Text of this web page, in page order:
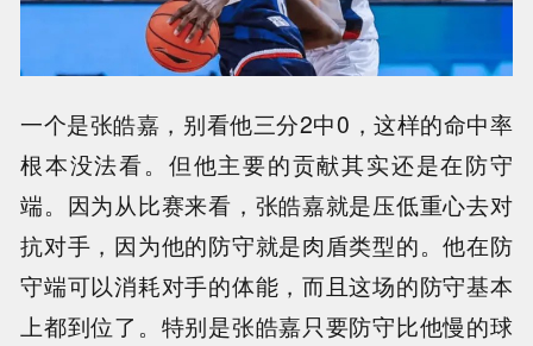
一个是张皓嘉，别看他三分2中0，这样的命中率
根本没法看。但他主要的贡献其实还是在防守
端。因为从比赛来看，张皓嘉就是压低重心去对
抗对手，因为他的防守就是肉盾类型的。他在防
守端可以消耗对手的体能，而且这场的防守基本
上都到位了。特别是张皓嘉只要防守比他慢的球